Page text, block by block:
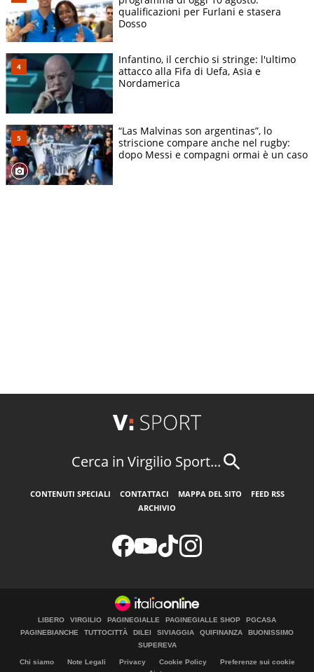
qualificazioni per Furlani e stasera
Dosso
Infantino, il cerchio si stringe: l'ultimo
attacco alla Fifa di Uefa, Asia e
Nordamerica
“Las Malvinas son argentinas”, lo
striscione compare anche nel rugby:
dopo Messi e compagni ormai è un caso
Cerca in Virgilio Sport...
CONTENUTI SPECIALI CONTATTACI MAPPA DEL SITO
FEED RSS
ARCHIVIO
LIBERO VIRGILIO PAGINEGIALLE PAGINEGIALLE SHOP
PGCASA
PAGINEBIANCHE
TUTTOCITTÀ DILEI SIVIAGGIA QUIFINANZA
BUONISSIMO
SUPEREVA
Chi siamo Note Legali Privacy Cookie Policy
Preferenze sui cookie